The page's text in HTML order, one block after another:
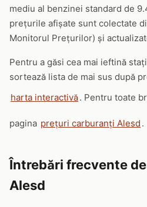
mediu al benzinei standard de
prețurile afișate sunt colectate
Monitorul Prețurilor) și
Pentru a găsi cea mai ieftină
sortează lista de mai sus după
harta interactivă. Pentru toate
pagina prețuri carburanți Alesd .
Întrebări frecvente
Alesd